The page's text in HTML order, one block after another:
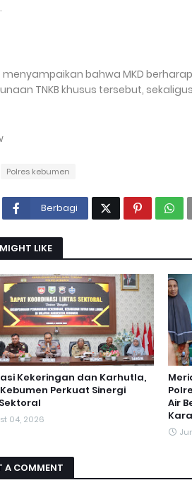
menyampaikan bahwa MKD
TNKB khusus tersebut,
Polres kebumen
Berbagi
LIKE
Kekeringan dan Karhutla,
Perkuat Sinergi
04, 2026
Air
A COMMENT